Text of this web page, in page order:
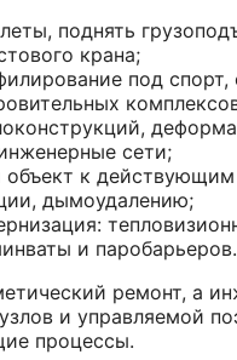
поднять
крана;
под спорт,
сети;
объект к
дымоудалению;
и паробарьеров.
ремонт, а
и управляемой
процессы.